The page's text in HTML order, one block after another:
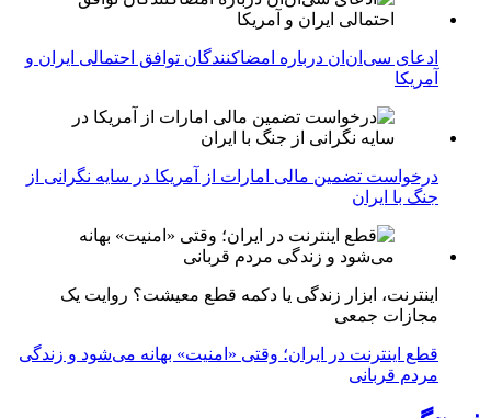
ادعای سی‌ان‌ان درباره امضاکنندگان توافق احتمالی ایران و
آمریکا
درخواست تضمین مالی امارات از آمریکا در سایه نگرانی از
جنگ با ایران
اینترنت، ابزار زندگی یا دکمه قطع معیشت؟ روایت یک
مجازات جمعی
قطع اینترنت در ایران؛ وقتی «امنیت» بهانه می‌شود و زندگی
مردم قربانی